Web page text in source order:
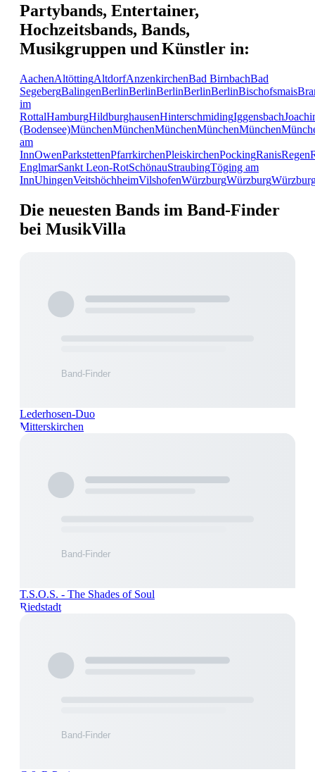
Partybands, Entertainer,
Hochzeitsbands, Bands,
Musikgruppen und Künstler in:
AachenAltöttingAltdorfAnzenkirchenBad BirnbachBad
SegebergBalingenBerlinBerlinBerlinBerlinBerlinBischofsmais
im
RottalHamburgHildburghausenHinterschmidingIggensbach
(Bodensee)MünchenMünchenMünchenMünchenMünchen
am
InnOwenParkstettenPfarrkirchenPleiskirchenPockingRanisRegen
EnglmarSankt Leon-RotSchönauStraubingTöging am
InnUhingenVeitshöchheimVilshofenWürzburgWürzburg
Die neuesten Bands im Band-Finder
bei MusikVilla
Lederhosen-Duo
Mitterskirchen
T.S.O.S. - The Shades of Soul
Riedstadt